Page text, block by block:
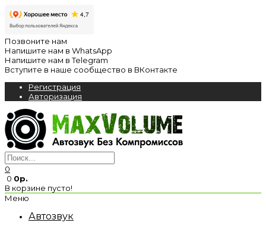
Позвоните нам
Напишите нам в WhatsApp
Напишите нам в Telegram
Вступите в наше сообщество в ВКонтакте
Регистрация
Авторизация
0
0 0р.
В корзине пусто!
Меню
Автозвук